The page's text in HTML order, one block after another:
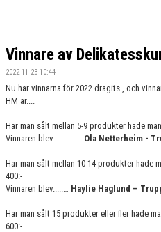
INTRESSEANMÄLAN
SHOP
GRUPPER OCH TIDER
STÖDMEDLEM
SPONSRING
FRÅGOR & SVAR
Vinnare av
2022-11-23 10:44
Nu har vinnarna för 2022 dragits , och
HM är....
Har man sålt mellan 5-9 produkter hade
Vinnaren blev............. Ola Netterheim -
Har man sålt mellan 10-14 produkter hade
400:-
Vinnaren blev.....… Haylie Haglund –
Har man sålt 15 produkter eller fler hade
600:-